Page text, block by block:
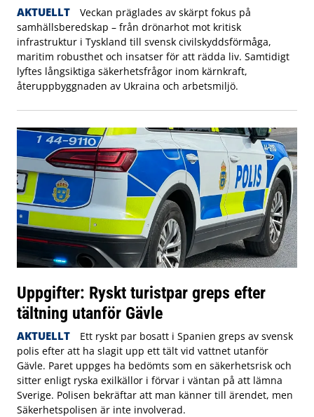
AKTUELLT
Veckan präglades av skärpt fokus på
samhällsberedskap – från drönarhot mot kritisk
infrastruktur i Tyskland till svensk civilskyddsförmåga,
maritim robusthet och insatser för att rädda liv. Samtidigt
lyftes långsiktiga säkerhetsfrågor inom kärnkraft,
återuppbyggnaden av Ukraina och arbetsmiljö.
Uppgifter: Ryskt turistpar greps efter
tältning utanför Gävle
AKTUELLT
Ett ryskt par bosatt i Spanien greps av svensk
polis efter att ha slagit upp ett tält vid vattnet utanför
Gävle. Paret uppges ha bedömts som en säkerhetsrisk och
sitter enligt ryska exilkällor i förvar i väntan på att lämna
Sverige. Polisen bekräftar att man känner till ärendet, men
Säkerhetspolisen är inte involverad.